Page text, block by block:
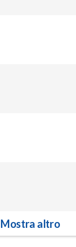
Mostra altro